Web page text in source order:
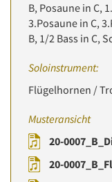
B, Posaune in C,
3.Posaune in C,
B, 1/2 Bass in C,
Soloinstrument:
Flügelhornen /
Musteransicht
20-
20-